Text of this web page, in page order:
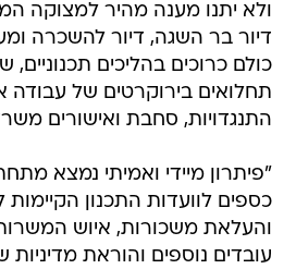
ולא יתנו מענה מהיר למצוקה
דיור בר השגה, דיור להשכרה
כולם כרוכים בהליכים תכנוניים,
תחלואים בירוקרטים של עבודה
התנגדויות, סחבת ואישורים
"פיתרון מיידי ואמיתי נמצא
כספים לוועדות התכנון
והעלאת משכורות, איוש
עובדים נוספים והוראת